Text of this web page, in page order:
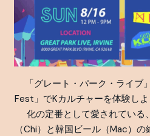
「グレート・パーク・ライブ
Fest」でKカルチャーを体験し
化の定番として愛されている
（Chi）と韓国ビール（Mac）